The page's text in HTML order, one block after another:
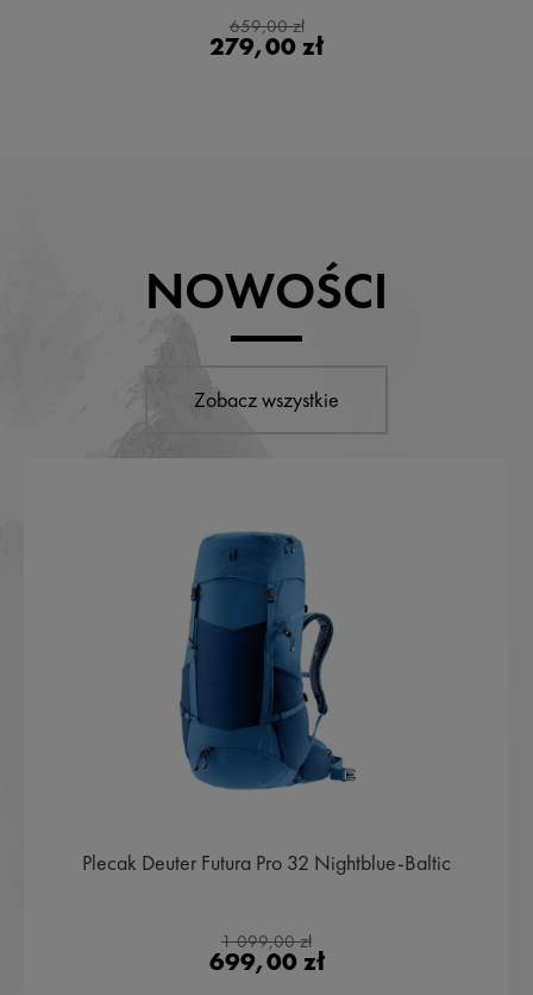
659,00 zł
279,00 zł
NOWOŚCI
Zobacz wszystkie
Plecak Deuter Futura Pro 32 Nightblue-Baltic
1 099,00 zł
699,00 zł